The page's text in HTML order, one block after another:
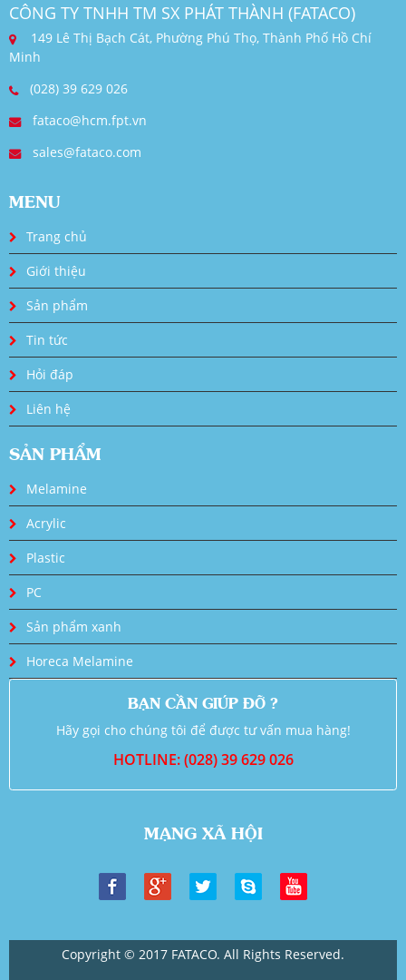
CÔNG TY TNHH TM SX PHÁT THÀNH (FATACO)
149 Lê Thị Bạch Cát, Phường Phú Thọ, Thành Phố Hồ Chí
Minh
(028) 39 629 026
fataco@hcm.fpt.vn
sales@fataco.com
MENU
Trang chủ
Giới thiệu
Sản phẩm
Tin tức
Hỏi đáp
Liên hệ
SẢN PHẨM
Melamine
Acrylic
Plastic
PC
Sản phẩm xanh
Horeca Melamine
BẠN CẦN GIÚP ĐỠ ?
Hãy gọi cho chúng tôi để được tư vấn mua hàng!
HOTLINE: (028) 39 629 026
MẠNG XÃ HỘI
Copyright © 2017 FATACO. All Rights Reserved.